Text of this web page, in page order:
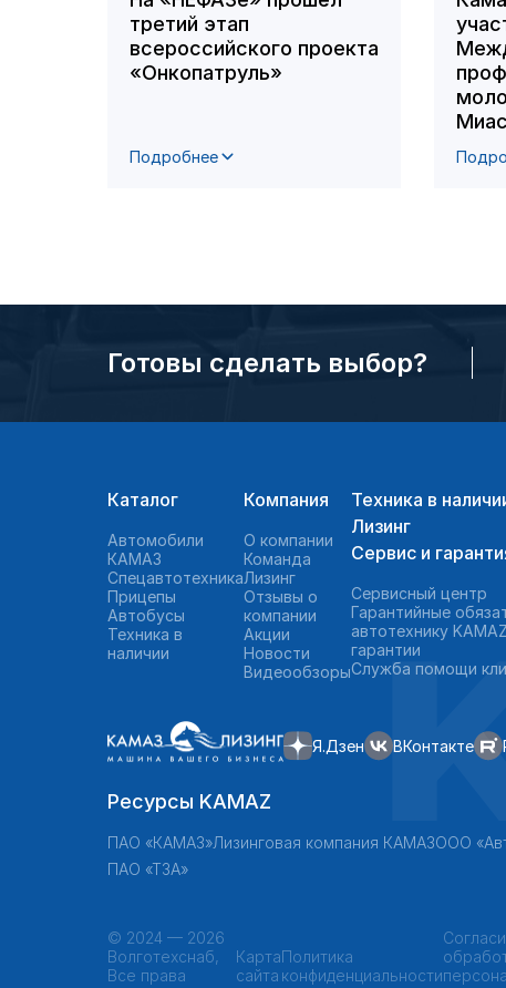
третий этап
всероссийского проекта
«Онкопатруль»
Подробнее
Готовы сделать выбор?
Каталог
Автомобили
КАМАЗ
Спецавтотехника
Прицепы
Автобусы
Техника в
наличии
Компания
О компании
Команда
Лизинг
Отзывы о
компании
Акции
Новости
Видеообзоры
Техника в
Лизинг
Сервис и
Сервисный центр
Гарантийные
автотехнику
гарантии
Служба помощи
Я.Дзен ВКонтакте
Ресурсы KAMAZ
ПАО «КАМАЗ»Лизинговая компания КАМАЗООО
ПАО «ТЗА»
© 2024 — 2026
Волготехснаб,
Все права
Карта
сайта
Политика
конфиденциальности